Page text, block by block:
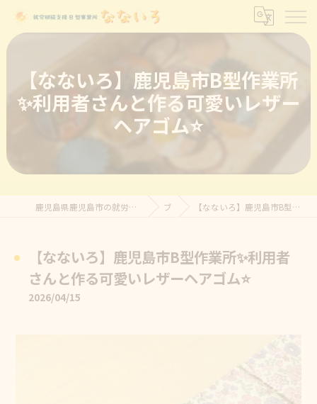
【なないろ】鹿児島市B型作業所
✨利用者さんと作る可愛いレザー
ヘアゴム⭐
鹿児島県鹿児島市の就労継続支援B型なら就労継続支援B型事業所 なないろ ブログ 【なないろ】鹿児島市B型作業所✨利用者さんと作る可愛いレザーヘアゴム⭐
【なないろ】鹿児島市B型作業所✨利用者
さんと作る可愛いレザーヘアゴム⭐
2026/04/15